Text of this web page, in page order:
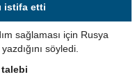
istifa etti
sağlaması için Rusya
söyledi.
talebi